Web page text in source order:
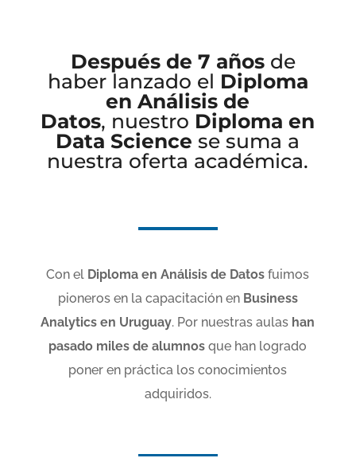
Después de 7 años de
haber lanzado el Diploma
en Análisis de
Datos, nuestro Diploma en
Data Science se suma a
nuestra oferta académica.
Con el Diploma en Análisis de Datos fuimos
pioneros en la capacitación en Business
Analytics en Uruguay. Por nuestras aulas han
pasado miles de alumnos que han logrado
poner en práctica los conocimientos
adquiridos.